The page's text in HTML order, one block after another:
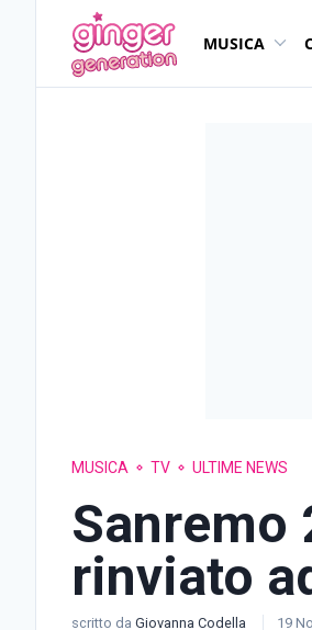
MUSICA
MUSICA TV ULTIME NEWS
Sanremo
rinviato
scritto da Giovanna Codella 19